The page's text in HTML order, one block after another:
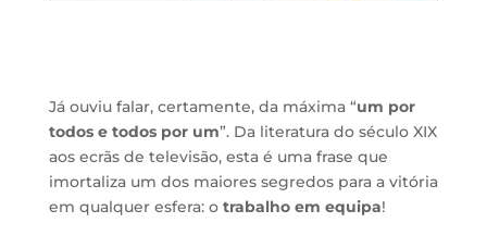
Já ouviu falar, certamente, da máxima “um por
todos e todos por um”. Da literatura do século XIX
aos ecrãs de televisão, esta é uma frase que
imortaliza um dos maiores segredos para a vitória
em qualquer esfera: o trabalho em equipa!